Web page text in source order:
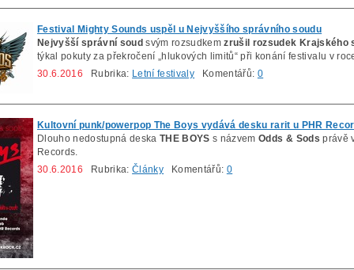
Festival Mighty Sounds uspěl u Nejvyššího správního soudu
Nejvyšší správní soud svým rozsudkemzrušil rozsudek Krajského
týkal pokuty za překročení „hlukových limitů“ při konání festivalu v
30.6.2016 Rubrika: Letní festivaly Komentářů: 0
Kultovní punk/powerpop The Boys vydává desku rarit u PHR
Dlouho nedostupná deskaTHE BOYS s názvemOdds & Sods právě
Records.
30.6.2016 Rubrika:Články Komentářů: 0